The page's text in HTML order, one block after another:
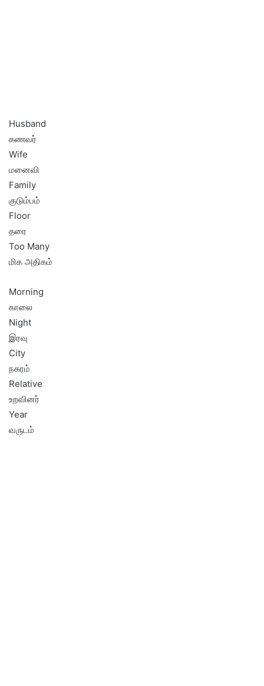
Husband
கணவர்
Wife
மனைவி
Family
குடும்பம்
Floor
தரை
Too Many
மிக அதிகம்
Morning
காலை
Night
இரவு
City
நகரம்
Relative
உறவினர்
Year
வருடம்